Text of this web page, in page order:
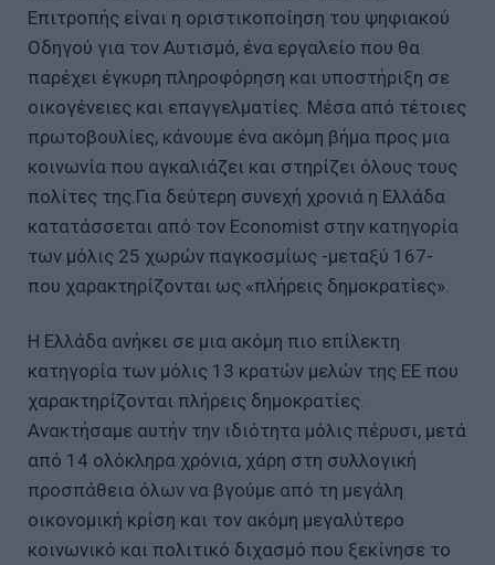
Επιτροπής είναι η οριστικοποίηση του ψηφιακού
Οδηγού για τον Αυτισμό, ένα εργαλείο που θα
παρέχει έγκυρη πληροφόρηση και υποστήριξη σε
οικογένειες και επαγγελματίες. Μέσα από τέτοιες
πρωτοβουλίες, κάνουμε ένα ακόμη βήμα προς μια
κοινωνία που αγκαλιάζει και στηρίζει όλους τους
πολίτες της.Για δεύτερη συνεχή χρονιά η Ελλάδα
κατατάσσεται από τον Economist στην κατηγορία
των μόλις 25 χωρών παγκοσμίως -μεταξύ 167-
που χαρακτηρίζονται ως «πλήρεις δημοκρατίες».
Η Ελλάδα ανήκει σε μια ακόμη πιο επίλεκτη
κατηγορία των μόλις 13 κρατών μελών της ΕΕ που
χαρακτηρίζονται πλήρεις δημοκρατίες.
Ανακτήσαμε αυτήν την ιδιότητα μόλις πέρυσι, μετά
από 14 ολόκληρα χρόνια, χάρη στη συλλογική
προσπάθεια όλων να βγούμε από τη μεγάλη
οικονομική κρίση και τον ακόμη μεγαλύτερο
κοινωνικό και πολιτικό διχασμό που ξεκίνησε το